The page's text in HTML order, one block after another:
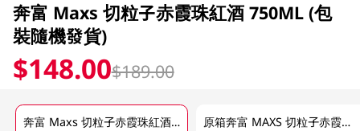
奔富 Maxs 切粒子赤霞珠紅酒 750ML (包
裝隨機發貨)
$148.00$189.00
奔富 Maxs 切粒子赤霞珠紅酒 750ML (包裝隨機發貨) 原箱奔富 MAXS 切粒子赤霞珠紅酒 6 X 750ML (包裝隨機發貨)